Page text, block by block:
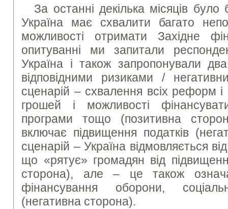
За останні декілька місяців
Україна має схвалити багато
можливості отримати Західне
опитуванні ми запитали
Україна і також запропонували
відповідними ризиками /
сценарій – схвалення всіх реформ
грошей і можливості
програми тощо (позитивна
включає підвищення податків
сценарій – Україна відмовляється
що «рятує» громадян від
сторона), але – це також
фінансування оборони,
(негативна сторона).